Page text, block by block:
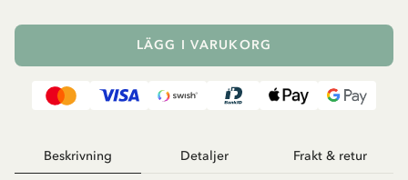
LÄGG I VARUKORG
Beskrivning Detaljer Frakt & retur